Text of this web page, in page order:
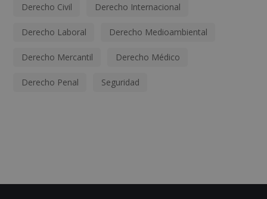
Derecho Civil Derecho Internacional
Derecho Laboral Derecho Medioambiental
Derecho Mercantil Derecho Médico
Derecho Penal Seguridad